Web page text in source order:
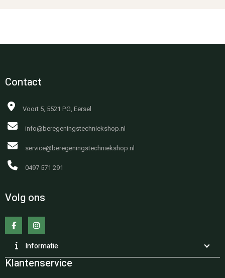
Contact
Voort 5, 5521 PG, Eersel
info@beregeningstechniekshop.nl
service@beregeningstechniekshop.nl
0497 571 291
Volg ons
Informatie
Klantenservice